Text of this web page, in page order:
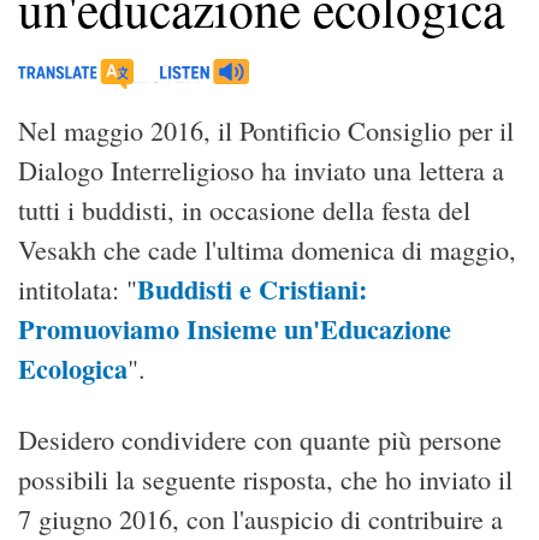
Nel maggio 2016, il Pontificio Consiglio per il
Dialogo Interreligioso ha inviato una lettera a
tutti i buddisti, in occasione della festa del
Vesakh che cade l'ultima domenica di maggio,
intitolata: "Buddisti e Cristiani:
Promuoviamo Insieme un'Educazione
Ecologica".
Desidero condividere con quante più persone
possibili la seguente risposta, che ho inviato il
7 giugno 2016, con l'auspicio di contribuire a